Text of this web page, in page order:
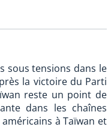
sous tensions dans le
la victoire du Parti
reste un point de
dans les chaînes
à Taïwan et